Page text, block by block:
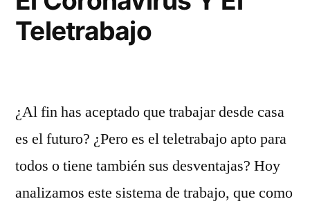
Teletrabajo
¿Al fin has aceptado que trabajar desde casa
es el futuro? ¿Pero es el teletrabajo apto para
todos o tiene también sus desventajas? Hoy
analizamos este sistema de trabajo, que como